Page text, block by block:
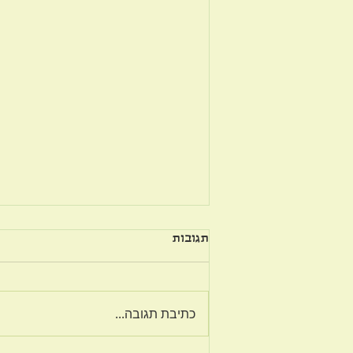
על פשרה בזוגיות
תגובות
כתיבת תגובה...